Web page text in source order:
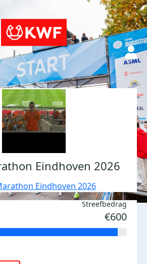
Eindhoven 2026
Eindhoven 2026
Streefbedrag
€600